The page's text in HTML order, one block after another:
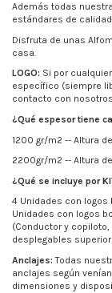
Además todas
estándares de
Disfruta de unas
casa.
LOGO: Si por
específico (siempre
contacto con
¿Qué espesor tiene
1200 gr/m2 -- Altura
2200gr/m2 -- Altura
¿Qué se incluye por
4 Unidades con
Unidades con logos
(Conductor y
desplegables
Anclajes: Todas
anclajes según
dimensiones y